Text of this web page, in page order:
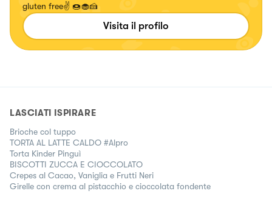
gluten free✌️ 🍩🧁🍰
Visita il profilo
LASCIATI ISPIRARE
Brioche col tuppo
TORTA AL LATTE CALDO #Alpro
Torta Kinder Pinguì
BISCOTTI ZUCCA E CIOCCOLATO
Crepes al Cacao, Vaniglia e Frutti Neri
Girelle con crema al pistacchio e cioccolata fondente